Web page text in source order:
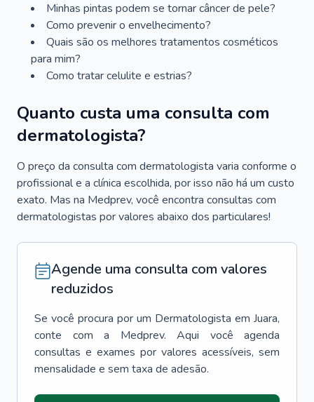
Minhas pintas podem se tornar câncer de pele?
Como prevenir o envelhecimento?
Quais são os melhores tratamentos cosméticos
para mim?
Como tratar celulite e estrias?
Quanto custa uma consulta com
dermatologista?
O preço da consulta com dermatologista varia conforme o
profissional e a clínica escolhida, por isso não há um custo
exato. Mas na Medprev, você encontra consultas com
dermatologistas por valores abaixo dos particulares!
Agende uma consulta com valores
reduzidos
Se você procura por um Dermatologista em Juara,
conte com a Medprev. Aqui você agenda
consultas e exames por valores acessíveis, sem
mensalidade e sem taxa de adesão.